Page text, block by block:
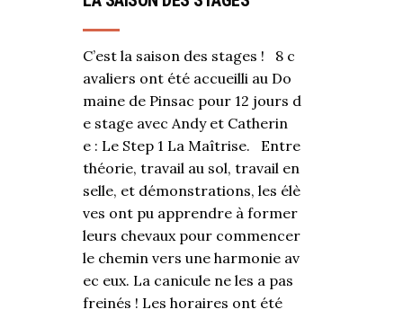
C’est la saison des stages ! 8 c
avaliers ont été accueilli au Do
maine de Pinsac pour 12 jours d
e stage avec Andy et Catherin
e : Le Step 1 La Maîtrise. Entre
théorie, travail au sol, travail en
selle, et démonstrations, les élè
ves ont pu apprendre à former
leurs chevaux pour commencer
le chemin vers une harmonie av
ec eux. La canicule ne les a pas
freinés ! Les horaires ont été